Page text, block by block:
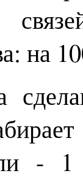
на
-